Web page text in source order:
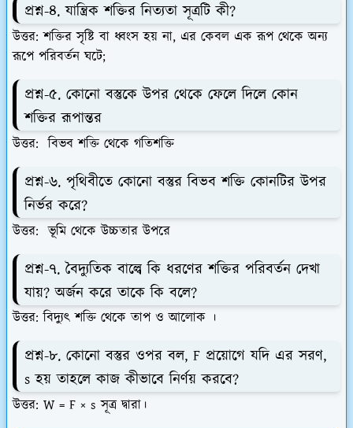
প্রশ্ন-৪. যান্ত্রিক শক্তির নিত্যতা সূত্রটি কী?
উত্তর: শক্তির সৃষ্টি বা ধ্বংস হয় না, এর কেবল এক রূপ থেকে অন্য
রূপে পরিবর্তন ঘটে;
প্রশ্ন-৫. কোনো বস্তুকে উপর থেকে ফেলে দিলে কোন
শক্তির রূপান্তর
উত্তর: বিভব শক্তি থেকে গতিশক্তি
প্রশ্ন-৬. পৃথিবীতে কোনো বস্তুর বিভব শক্তি কোনটির উপর
নির্ভর করে?
উত্তর: ভূমি থেকে উচ্চতার উপরে
প্রশ্ন-৭. বৈদ্যুতিক বাল্বে কি ধরণের শক্তির পরিবর্তন দেখা
যায়? অর্জন করে তাকে কি বলে?
উত্তর: বিদ্যুৎ শক্তি থেকে তাপ ও আলোক ।
প্রশ্ন-৮. কোনো বস্তুর ওপর বল, F প্রয়োগে যদি এর সরণ,
s হয় তাহলে কাজ কীভাবে নির্ণয় করবে?
উত্তর: W = F × s সূত্র দ্বারা।